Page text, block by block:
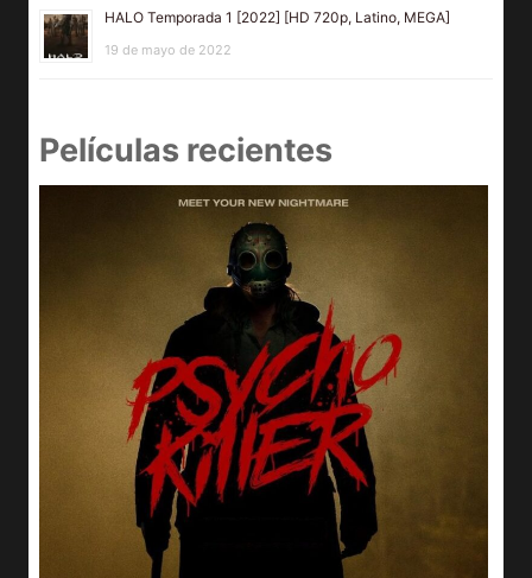
HALO Temporada 1 [2022] [HD 720p, Latino, MEGA]
19 de mayo de 2022
Películas recientes